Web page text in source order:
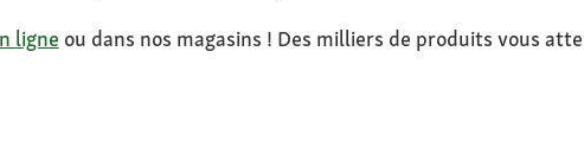
ligne ou dans nos magasins ! Des milliers de produits vous